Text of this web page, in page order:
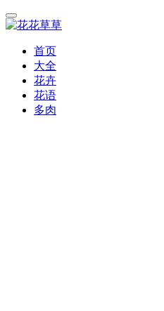
首页
大全
花卉
花语
多肉